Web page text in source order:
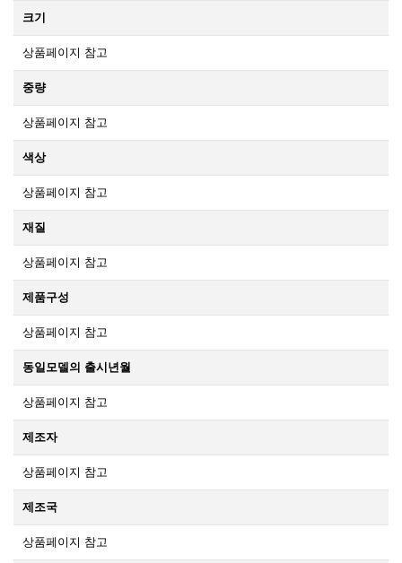
크기
상품페이지 참고
중량
상품페이지 참고
색상
상품페이지 참고
재질
상품페이지 참고
제품구성
상품페이지 참고
동일모델의 출시년월
상품페이지 참고
제조자
상품페이지 참고
제조국
상품페이지 참고